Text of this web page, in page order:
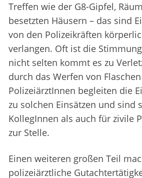
Treffen wie der G8-Gipfel,
besetzten Häusern – das sind
von den Polizeikräften
verlangen. Oft ist die
nicht selten kommt es zu
durch das Werfen von
PolizeiärztInnen begleiten die
zu solchen Einsätzen und sind
KollegInnen als auch für zivile
zur Stelle.
Einen weiteren großen Teil
polizeiärztliche